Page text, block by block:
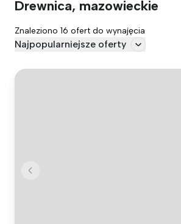
Drewnica, mazowieckie
Znaleziono 16 ofert do wynajęcia
Najpopularniejsze oferty